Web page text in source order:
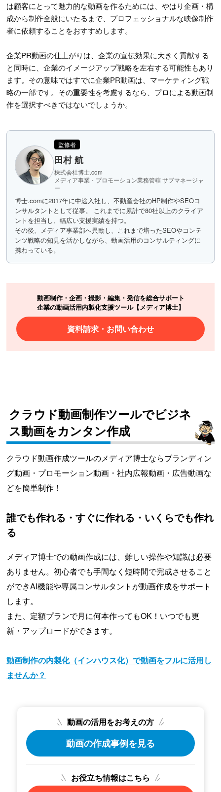
は顧客にとって魅力的な動画を作るためには、やはり企画・構
成から制作全般にいたるまで、プロフェッショナルな映像制作
者に依頼することをおすすめします。
企業PR動画の仕上がりは、企業の宣伝効果に大きく貢献する
と同時に、企業のイメージアップ戦略を左右する可能性もあり
ます。その意味ではすでに企業PR動画は、マーケティング戦
略の一部です。その重要性を考慮するなら、プロによる動画制
作を選択すべきではないでしょうか。
監修者
田村 航
株式会社博士.com
メディア事業・プロモーション業務管轄 サブマネージャ
ー
博士.comに2017年に中途入社し、不動産会社のHP制作やSEOコ
ンサルタントとして従事。 これまでに累計で80社以上のクライア
ントを担当し、幅広い支援実績を持つ。
その後、メディア事業部へ異動し、これまで培ったSEOやコンテ
ンツ戦略の知見を活かしながら、動画活用のコンサルティングに
携わっている。
動画制作・企画・撮影・編集・発信を総合サポート
企業の動画活用内製化支援ツール【メディア博士】
資料請求・お問い合わせ
クラウド動画制作ツールでビジネ
ス動画をカンタン作成
クラウド動画作成ツールのメディア博士ならブランディン
グ動画・プロモーション動画・社内広報動画・広告動画な
どを簡単制作！
誰でも作れる・すぐに作れる・いくらでも作れ
る
メディア博士での動画作成には、難しい操作や知識は必要
ありません。初心者でも手間なく短時間で完成させること
ができAI機能や専属コンサルタントが動画作成をサポート
します。
また、定額プランで月に何本作ってもOK！いつでも更
新・アップロードができます。
動画制作の内製化（インハウス化）で動画をフルに活用し
ませんか？
動画の活用をお考えの方
動画の作成事例を見る
お役立ち情報はこちら